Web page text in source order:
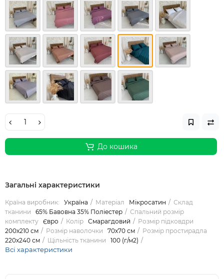
До кошика
Загальні характеристики
Країна виробник: Україна Матеріал Мікросатин
Склад
тканини
65% Бавовна 35% Поліестер
Спальний розмір
комплекту Євро Колір Смарагдовий
Розмір підковдри
200х210 см
Розмір наволочки 70х70 см
Розмір простирадла
220х240 см
Щільність тканини 100 (г/м2)
Всі характеристики